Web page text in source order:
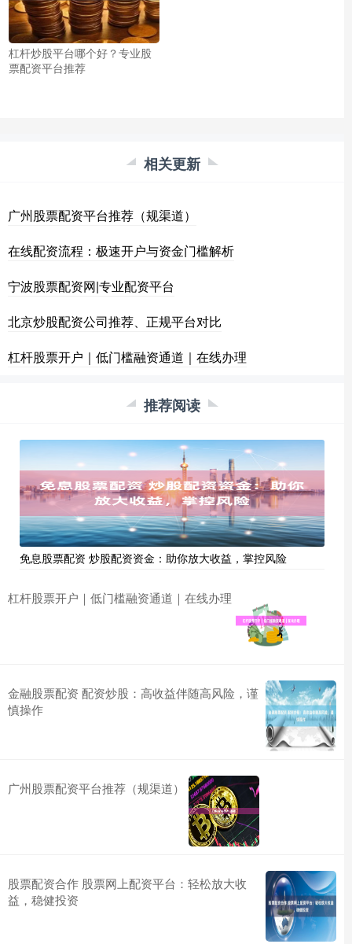
杠杆炒股平台哪个好？专业股
票配资平台推荐
相关更新
广州股票配资平台推荐（规渠道）
在线配资流程：极速开户与资金门槛解析
宁波股票配资网|专业配资平台
北京炒股配资公司推荐、正规平台对比
杠杆股票开户｜低门槛融资通道｜在线办理
推荐阅读
免息股票配资 炒股配资资金：助你放大收益，掌控风险
杠杆股票开户｜低门槛融资通道｜在线办理
金融股票配资 配资炒股：高收益伴随高风险，谨
慎操作
广州股票配资平台推荐（规渠道）
股票配资合作 股票网上配资平台：轻松放大收
益，稳健投资